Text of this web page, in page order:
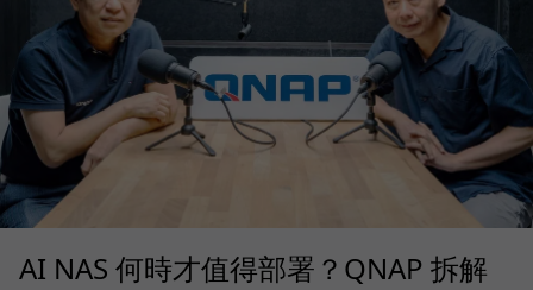
AI NAS 何時才值得部署？QNAP 拆解